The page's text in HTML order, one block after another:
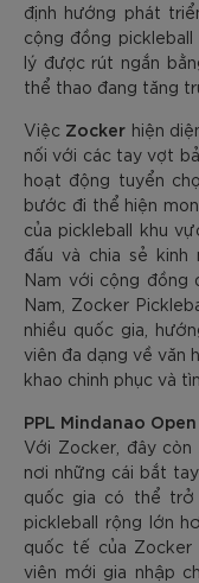
định hướng phát
cộng đồng
lý được rút ngắn
thể thao đang tăng
Việc Zocker hiện
nối với các tay vợt
hoạt động tuyển
bước đi thể hiện
của pickleball khu
đấu và chia sẻ
Nam với cộng đồng
Nam, Zocker
nhiều quốc gia,
viên đa dạng về văn
khao chinh phục và
PPL Mindanao
Với Zocker, đây
nơi những cái bắt
quốc gia có thể trở
pickleball rộng lớn
quốc tế của
viên mới gia nhập